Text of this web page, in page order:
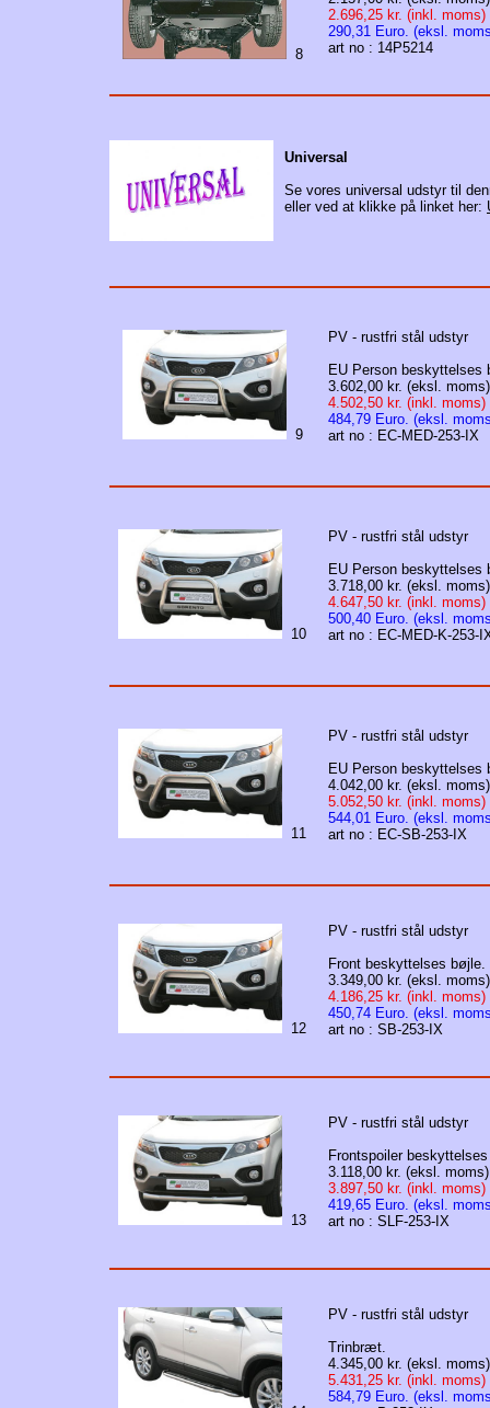
8
2.696,25 kr. (inkl. moms)
290,31 Euro. (eksl.
art no : 14P5214
Universal
Se vores universal udstyr til
eller ved at klikke på linket her:
9
PV - rustfri stål udstyr
EU Person beskyttelses
3.602,00 kr. (eksl. moms)
4.502,50 kr. (inkl. moms)
484,79 Euro. (eksl.
art no : EC-MED-253-IX
10
PV - rustfri stål udstyr
EU Person beskyttelses
3.718,00 kr. (eksl. moms)
4.647,50 kr. (inkl. moms)
500,40 Euro. (eksl.
art no : EC-MED-K-253-
11
PV - rustfri stål udstyr
EU Person beskyttelses
4.042,00 kr. (eksl. moms)
5.052,50 kr. (inkl. moms)
544,01 Euro. (eksl.
art no : EC-SB-253-IX
12
PV - rustfri stål udstyr
Front beskyttelses bøjle.
3.349,00 kr. (eksl. moms)
4.186,25 kr. (inkl. moms)
450,74 Euro. (eksl.
art no : SB-253-IX
13
PV - rustfri stål udstyr
Frontspoiler
3.118,00 kr. (eksl. moms)
3.897,50 kr. (inkl. moms)
419,65 Euro. (eksl.
art no : SLF-253-IX
PV - rustfri stål udstyr
Trinbræt.
4.345,00 kr. (eksl. moms)
5.431,25 kr. (inkl. moms)
584,79 Euro. (eksl.